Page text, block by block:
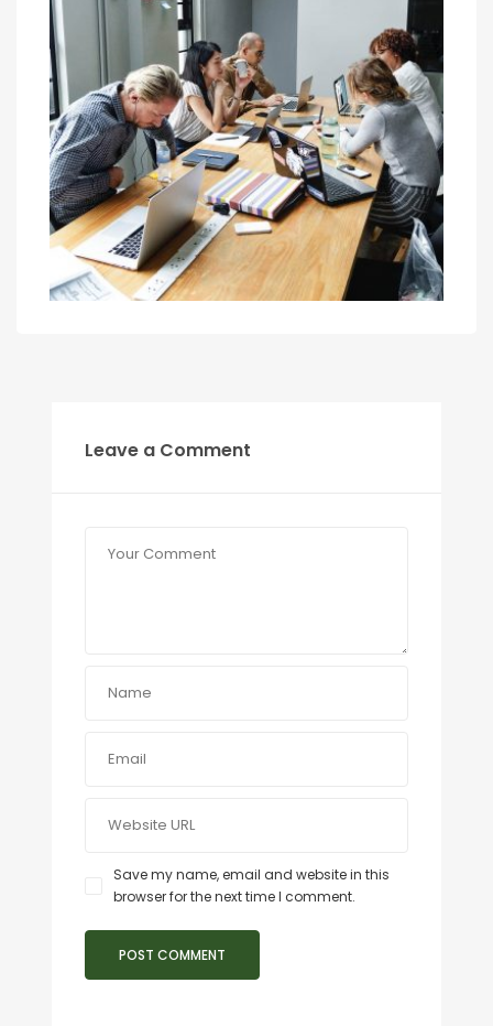
Leave a Comment
Save my name, email and website in this
browser for the next time I comment.